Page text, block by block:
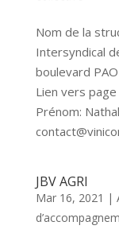
Nom de la
Intersyndical
boulevard
Lien vers
Prénom:
JBV AGRI
Mar 16, 2021 |